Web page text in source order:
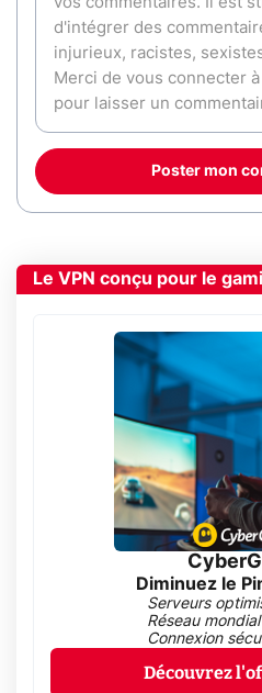
Poster mon
Le VPN conçu pour le
Diminuez le
Serveurs
Réseau
Connexion
Découvrez